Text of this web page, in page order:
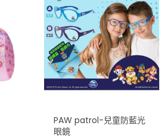
PAW patrol-兒童防藍光
眼鏡